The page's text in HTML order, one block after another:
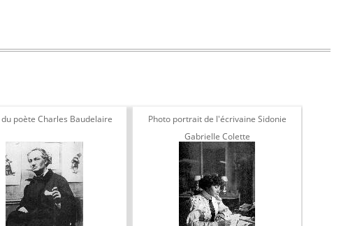
du poète Charles Baudelaire
Photo portrait de l'écrivaine Sidonie
Gabrielle Colette